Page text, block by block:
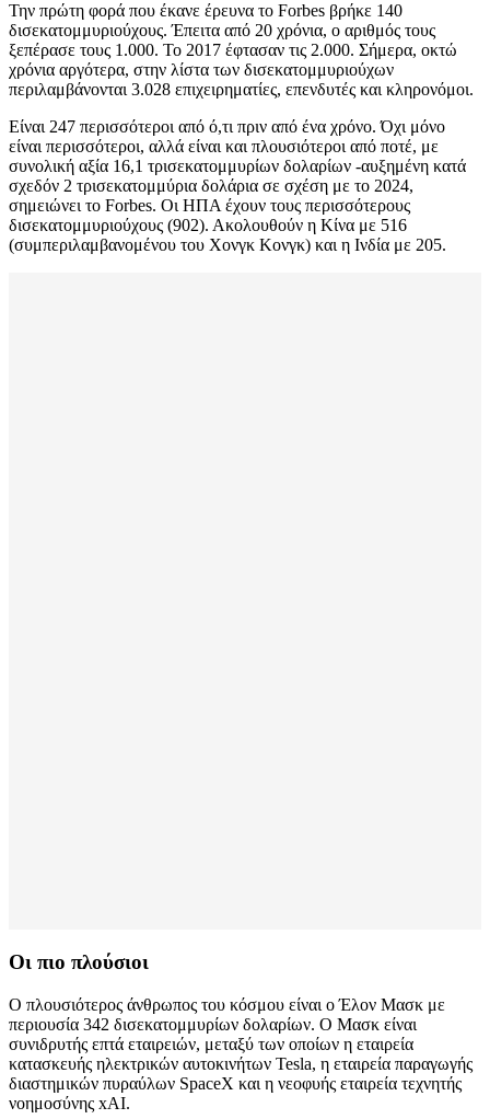
Την πρώτη φορά που έκανε έρευνα το Forbes βρήκε 140
δισεκατομμυριούχους. Έπειτα από 20 χρόνια, ο αριθμός τους
ξεπέρασε τους 1.000. Το 2017 έφτασαν τις 2.000. Σήμερα, οκτώ
χρόνια αργότερα, στην λίστα των δισεκατομμυριούχων
περιλαμβάνονται 3.028 επιχειρηματίες, επενδυτές και κληρονόμοι.
Είναι 247 περισσότεροι από ό,τι πριν από ένα χρόνο. Όχι μόνο
είναι περισσότεροι, αλλά είναι και πλουσιότεροι από ποτέ, με
συνολική αξία 16,1 τρισεκατομμυρίων δολαρίων -αυξημένη κατά
σχεδόν 2 τρισεκατομμύρια δολάρια σε σχέση με το 2024,
σημειώνει το Forbes. Οι ΗΠΑ έχουν τους περισσότερους
δισεκατομμυριούχους (902). Ακολουθούν η Κίνα με 516
(συμπεριλαμβανομένου του Χονγκ Κονγκ) και η Ινδία με 205.
Οι πιο πλούσιοι
Ο πλουσιότερος άνθρωπος του κόσμου είναι ο Έλον Μασκ με
περιουσία 342 δισεκατομμυρίων δολαρίων. Ο Μασκ είναι
συνιδρυτής επτά εταιρειών, μεταξύ των οποίων η εταιρεία
κατασκευής ηλεκτρικών αυτοκινήτων Tesla, η εταιρεία παραγωγής
διαστημικών πυραύλων SpaceX και η νεοφυής εταιρεία τεχνητής
νοημοσύνης xAI.